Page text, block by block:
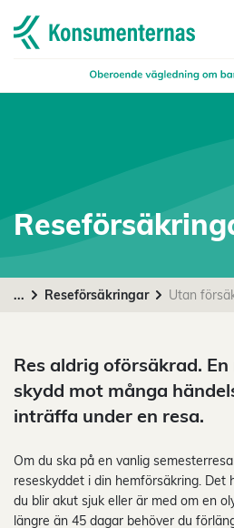
Navigera till startsidan
... Reseförsäkringar Utan
Res aldrig oförsäkrad.
skydd mot många
inträffa under en resa.
Om du ska på en vanlig
reseskyddet i din hemförsäkring. Det
du blir akut sjuk eller är med om en
längre än 45 dagar behöver du